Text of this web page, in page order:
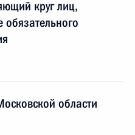
круг лиц,
обязательного
области